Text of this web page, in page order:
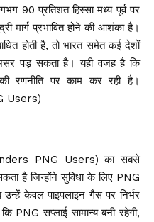
90 प्रतिशत हिस्सा मध्य पूर्व पर
मार्ग प्रभावित होने की आशंका है।
होती है, तो भारत समेत कई देशों
पड़ सकता है। यही वजह है कि
रणनीति पर काम कर रही है।
Users)
PNG Users) का सबसे
है जिन्होंने सुविधा के लिए PNG
केवल पाइपलाइन गैस पर निर्भर
PNG सप्लाई सामान्य बनी रहेगी,